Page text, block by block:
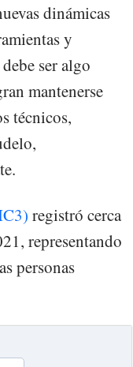
dinámicas
y
ser algo
mantenerse
técnicos,
registró cerca
representando
personas